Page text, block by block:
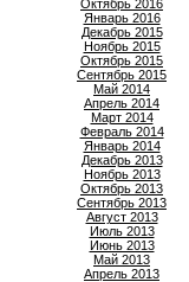
Октябрь 2016
Январь 2016
Декабрь 2015
Ноябрь 2015
Октябрь 2015
Сентябрь 2015
Май 2014
Апрель 2014
Март 2014
Февраль 2014
Январь 2014
Декабрь 2013
Ноябрь 2013
Октябрь 2013
Сентябрь 2013
Август 2013
Июль 2013
Июнь 2013
Май 2013
Апрель 2013